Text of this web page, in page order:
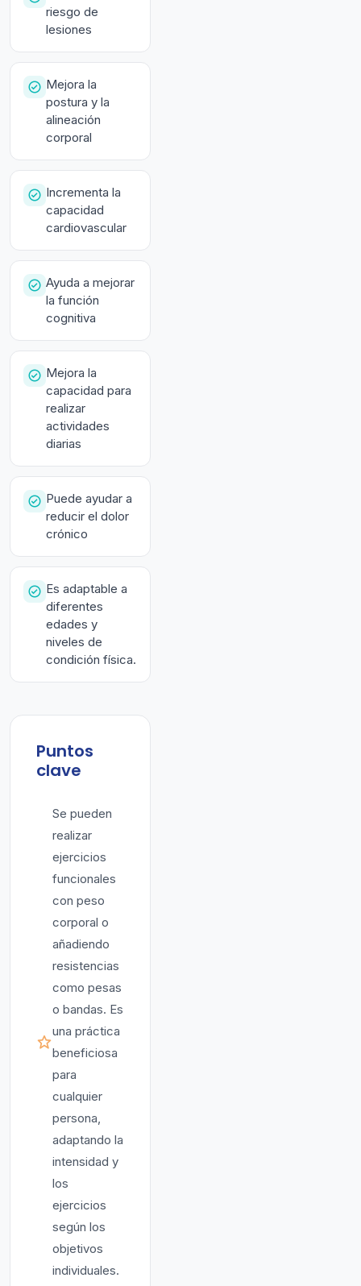
riesgo de
lesiones
Mejora la
postura y la
alineación
corporal
Incrementa la
capacidad
cardiovascular
Ayuda a mejorar
la función
cognitiva
Mejora la
capacidad para
realizar
actividades
diarias
Puede ayudar a
reducir el dolor
crónico
Es adaptable a
diferentes
edades y
niveles de
condición física.
Puntos
clave
Se pueden
realizar
ejercicios
funcionales
con peso
corporal o
añadiendo
resistencias
como pesas
o bandas. Es
una práctica
beneficiosa
para
cualquier
persona,
adaptando la
intensidad y
los
ejercicios
según los
objetivos
individuales.